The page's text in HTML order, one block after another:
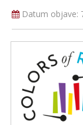
Datum objave: